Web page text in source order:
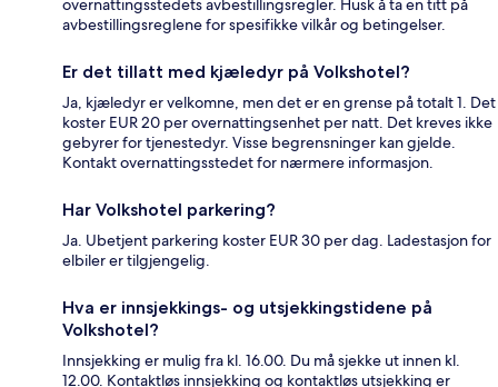
overnattingsstedets avbestillingsregler. Husk å ta en titt på
avbestillingsreglene for spesifikke vilkår og betingelser.
Er det tillatt med kjæledyr på Volkshotel?
Ja, kjæledyr er velkomne, men det er en grense på totalt 1. Det
koster EUR 20 per overnattingsenhet per natt. Det kreves ikke
gebyrer for tjenestedyr. Visse begrensninger kan gjelde.
Kontakt overnattingsstedet for nærmere informasjon.
Har Volkshotel parkering?
Ja. Ubetjent parkering koster EUR 30 per dag. Ladestasjon for
elbiler er tilgjengelig.
Hva er innsjekkings- og utsjekkingstidene på
Volkshotel?
Innsjekking er mulig fra kl. 16.00. Du må sjekke ut innen kl.
12.00. Kontaktløs innsjekking og kontaktløs utsjekking er